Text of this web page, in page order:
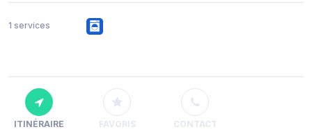
1 services
ITINÉRAIRE FAVORIS CONTACT